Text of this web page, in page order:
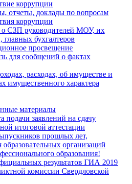
коррупции
отчеты, доклады по вопросам
коррупции
СЗП руководителей МОУ, их
главных бухгалтеров
просвещение
для сообщений о фактах
расходах, об имуществе и
имущественного характера
материалы
подачи заявлений на сдачу
итоговой аттестации
прошлых лет,
организаций
образования!
результатов ГИА 2019
комиссии Свердловской